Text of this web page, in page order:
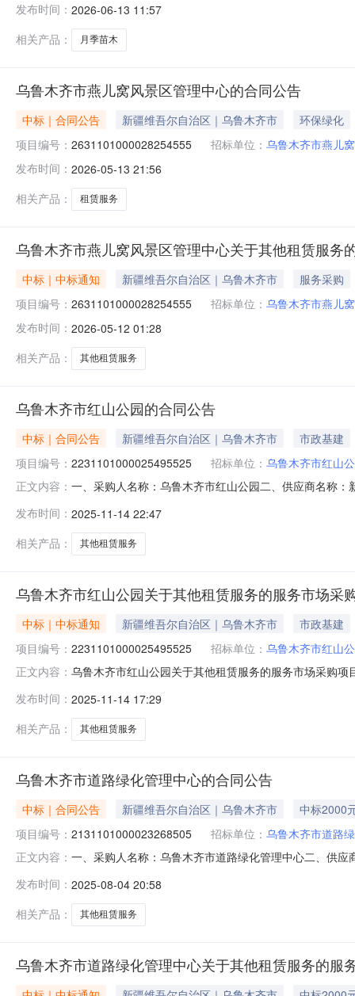
0520:13-2026-06-1020:00二、采购单位信息采购单位名
发布时间： 2026-06-13 11:57
相关产品：
月季苗木
乌鲁木齐市燕儿窝风景区管理中心的合同公告
中标｜合同公告 新疆维吾尔自治区｜乌鲁木齐市
环保绿化
项目编号： 2631101000028254555 招标单位： 乌鲁木齐市燕儿
发布时间： 2026-05-13 21:56
相关产品：
租赁服务
乌鲁木齐市燕儿窝风景区管理中心关于其他租赁服务
中标｜中标通知 新疆维吾尔自治区｜乌鲁木齐市
服务采购
项目编号： 2631101000028254555 招标单位： 乌鲁木齐市燕儿
发布时间： 2026-05-12 01:28
相关产品：
其他租赁服务
乌鲁木齐市红山公园的合同公告
中标｜合同公告 新疆维吾尔自治区｜乌鲁木齐市
市政基建
项目编号： 2231101000025495525 招标单位： 乌鲁木齐市红山
正文内容： 一、采购人名称：乌鲁木齐市红山公园二、供应商名称
要求或标的基本概况：七、其它事项：详见附件中的合
发布时间： 2025-11-14 22:47
相关产品：
其他租赁服务
乌鲁木齐市红山公园关于其他租赁服务的服务市场采
中标｜中标通知 新疆维吾尔自治区｜乌鲁木齐市
市政基建
项目编号： 2231101000025495525 招标单位： 乌鲁木齐市红山
正文内容： 乌鲁木齐市红山公园关于其他租赁服务的服务市场采购
行政区划编码:650199项目所在行政区划名称:乌鲁木齐
发布时间： 2025-11-14 17:29
相关产品：
其他租赁服务
乌鲁木齐市道路绿化管理中心的合同公告
中标｜合同公告 新疆维吾尔自治区｜乌鲁木齐市
中标2000
项目编号： 2131101000023268505 招标单位： 乌鲁木齐市道路
正文内容： 一、采购人名称：乌鲁木齐市道路绿化管理中心二、供
1.0020002000服务要求或标的基本概况：七、其它事项
发布时间： 2025-08-04 20:58
相关产品：
其他租赁服务
乌鲁木齐市道路绿化管理中心关于其他租赁服务的服